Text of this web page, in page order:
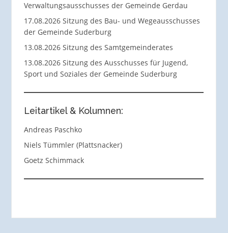
Verwaltungsausschusses der Gemeinde Gerdau
17.08.2026 Sitzung des Bau- und Wegeausschusses
der Gemeinde Suderburg
13.08.2026 Sitzung des Samtgemeinderates
13.08.2026 Sitzung des Ausschusses für Jugend,
Sport und Soziales der Gemeinde Suderburg
Leitartikel & Kolumnen:
Andreas Paschko
Niels Tümmler (Plattsnacker)
Goetz Schimmack